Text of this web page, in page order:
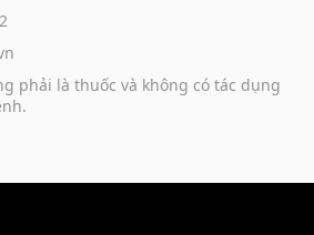
phải là thuốc và không có tác dụng